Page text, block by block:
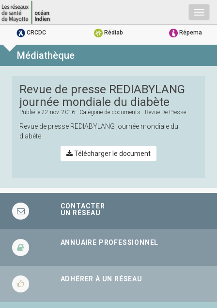
CRCDC Rédiab Répema
Médiathèque
Revue de presse REDIABYLANG
journée mondiale du diabète
Publié le 22 nov. 2016 - Catégorie de documents : Revue De Presse
Revue de presse REDIABYLANG journée mondiale du
diabète
Télécharger le document
CONTACTER
UN RÉSEAU
ANNUAIRE PROFESSIONNEL
ADHÉRER À UN RÉSEAU